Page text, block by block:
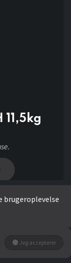
11,5kg
brugeroplevelse
Jeg accepterer